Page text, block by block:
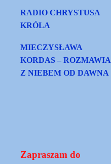
RADIO CHRYSTUSA
KRÓLA
MIECZYSŁAWA
KORDAS – ROZMAWIA
Z NIEBEM OD DAWNA
Zapraszam do